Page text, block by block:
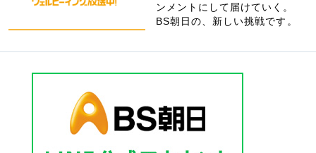
ンメントにして届けていく。
BS朝日の、新しい挑戦です。